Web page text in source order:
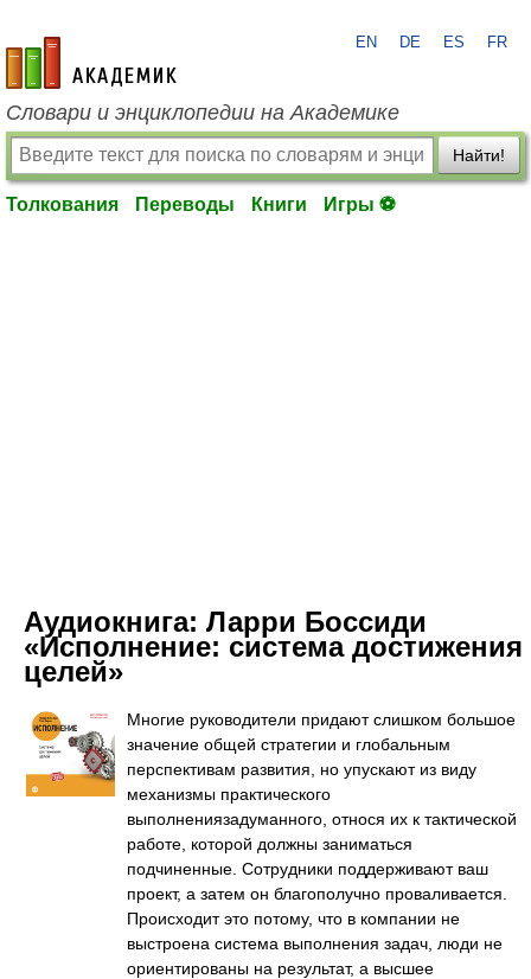
academic.ru
EN DE ES FR
Словари и энциклопедии на Академике
Найти!
Толкования Переводы Книги Игры ⚽
Аудиокнига: Ларри Боссиди
«Исполнение: система достижения
целей»
Многие руководители придают слишком большое
значение общей стратегии и глобальным
перспективам развития, но упускают из виду
механизмы практического
выполнениязадуманного, относя их к тактической
работе, которой должны заниматься
подчиненные. Сотрудники поддерживают ваш
проект, а затем он благополучно проваливается.
Происходит это потому, что в компании не
выстроена система выполнения задач, люди не
ориентированы на результат, а высшее